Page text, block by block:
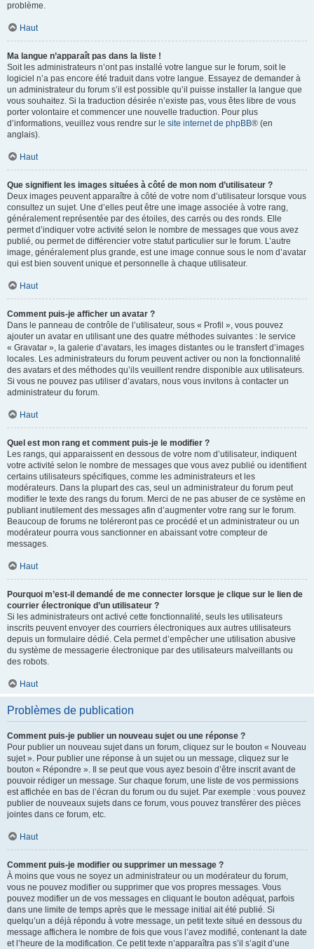
problème.
Haut
Ma langue n’apparaît pas dans la liste !
Soit les administrateurs n’ont pas installé votre langue sur le forum, soit le
logiciel n’a pas encore été traduit dans votre langue. Essayez de demander à
un administrateur du forum s’il est possible qu’il puisse installer la langue que
vous souhaitez. Si la traduction désirée n’existe pas, vous êtes libre de vous
porter volontaire et commencer une nouvelle traduction. Pour plus
d’informations, veuillez vous rendre sur le site internet de phpBB® (en
anglais).
Haut
Que signifient les images situées à côté de mon nom d’utilisateur ?
Deux images peuvent apparaître à côté de votre nom d’utilisateur lorsque vous
consultez un sujet. Une d’elles peut être une image associée à votre rang,
généralement représentée par des étoiles, des carrés ou des ronds. Elle
permet d’indiquer votre activité selon le nombre de messages que vous avez
publié, ou permet de différencier votre statut particulier sur le forum. L’autre
image, généralement plus grande, est une image connue sous le nom d’avatar
qui est bien souvent unique et personnelle à chaque utilisateur.
Haut
Comment puis-je afficher un avatar ?
Dans le panneau de contrôle de l’utilisateur, sous « Profil », vous pouvez
ajouter un avatar en utilisant une des quatre méthodes suivantes : le service
« Gravatar », la galerie d’avatars, les images distantes ou le transfert d’images
locales. Les administrateurs du forum peuvent activer ou non la fonctionnalité
des avatars et des méthodes qu’ils veuillent rendre disponible aux utilisateurs.
Si vous ne pouvez pas utiliser d’avatars, nous vous invitons à contacter un
administrateur du forum.
Haut
Quel est mon rang et comment puis-je le modifier ?
Les rangs, qui apparaissent en dessous de votre nom d’utilisateur, indiquent
votre activité selon le nombre de messages que vous avez publié ou identifient
certains utilisateurs spécifiques, comme les administrateurs et les
modérateurs. Dans la plupart des cas, seul un administrateur du forum peut
modifier le texte des rangs du forum. Merci de ne pas abuser de ce système en
publiant inutilement des messages afin d’augmenter votre rang sur le forum.
Beaucoup de forums ne toléreront pas ce procédé et un administrateur ou un
modérateur pourra vous sanctionner en abaissant votre compteur de
messages.
Haut
Pourquoi m’est-il demandé de me connecter lorsque je clique sur le lien de
courrier électronique d’un utilisateur ?
Si les administrateurs ont activé cette fonctionnalité, seuls les utilisateurs
inscrits peuvent envoyer des courriers électroniques aux autres utilisateurs
depuis un formulaire dédié. Cela permet d’empêcher une utilisation abusive
du système de messagerie électronique par des utilisateurs malveillants ou
des robots.
Haut
Problèmes de publication
Comment puis-je publier un nouveau sujet ou une réponse ?
Pour publier un nouveau sujet dans un forum, cliquez sur le bouton « Nouveau
sujet ». Pour publier une réponse à un sujet ou un message, cliquez sur le
bouton « Répondre ». Il se peut que vous ayez besoin d’être inscrit avant de
pouvoir rédiger un message. Sur chaque forum, une liste de vos permissions
est affichée en bas de l’écran du forum ou du sujet. Par exemple : vous pouvez
publier de nouveaux sujets dans ce forum, vous pouvez transférer des pièces
jointes dans ce forum, etc.
Haut
Comment puis-je modifier ou supprimer un message ?
À moins que vous ne soyez un administrateur ou un modérateur du forum,
vous ne pouvez modifier ou supprimer que vos propres messages. Vous
pouvez modifier un de vos messages en cliquant le bouton adéquat, parfois
dans une limite de temps après que le message initial ait été publié. Si
quelqu’un a déjà répondu à votre message, un petit texte situé en dessous du
message affichera le nombre de fois que vous l’avez modifié, contenant la date
et l’heure de la modification. Ce petit texte n’apparaîtra pas s’il s’agit d’une